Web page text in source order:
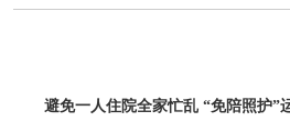
避免一人住院全家忙乱 “免陪照护”